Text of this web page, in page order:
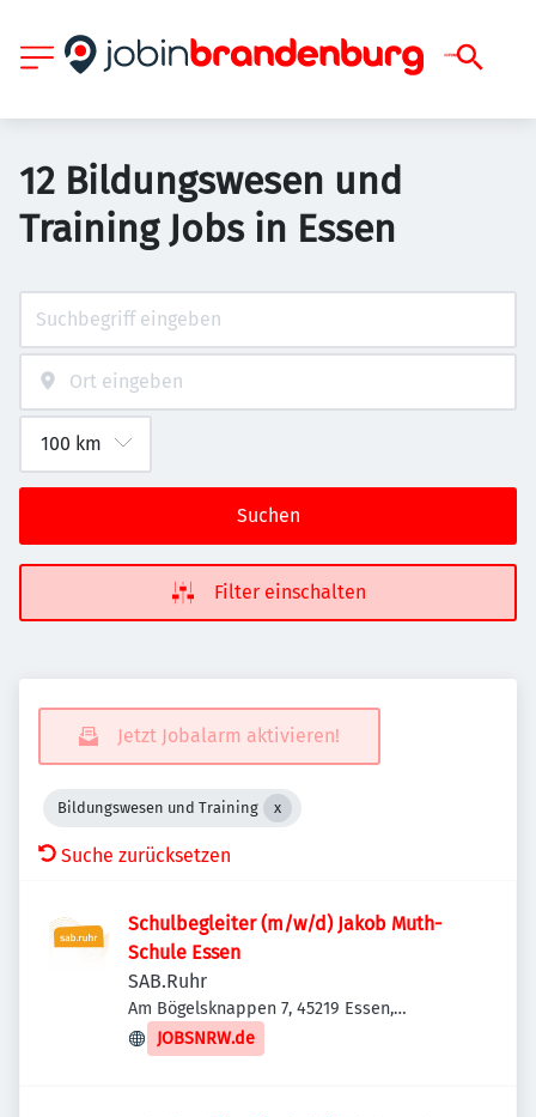
12 Bildungswesen und
Training Jobs in Essen
Suchen
Filter einschalten
Jetzt Jobalarm aktivieren!
Bildungswesen und Training
Suche zurücksetzen
Schulbegleiter (m/w/d) Jakob Muth-
Schule Essen
SAB.Ruhr
Am Bögelsknappen 7, 45219 Essen,
Deutschland
JOBSNRW.de